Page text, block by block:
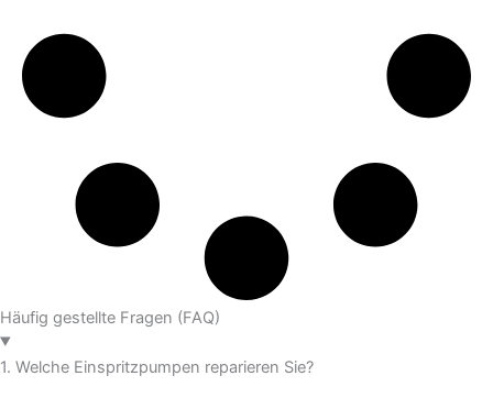
Häufig gestellte Fragen (FAQ)
1. Welche Einspritzpumpen reparieren Sie?